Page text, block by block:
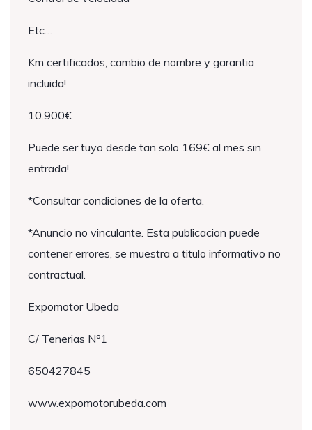
Etc…
Km certificados, cambio de nombre y garantia
incluida!
10.900€
Puede ser tuyo desde tan solo 169€ al mes sin
entrada!
*Consultar condiciones de la oferta.
*Anuncio no vinculante. Esta publicacion puede
contener errores, se muestra a titulo informativo no
contractual.
Expomotor Ubeda
C/ Tenerias Nº1
650427845
www.expomotorubeda.com